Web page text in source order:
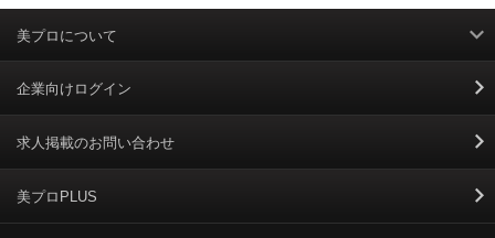
美プロについて
利用規約
掲載規約
個人情報保護ポリシー
企業向けログイン
求人掲載のお問い合わせ
美プロPLUS